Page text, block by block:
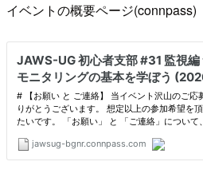
イベントの概要ページ(connpass)